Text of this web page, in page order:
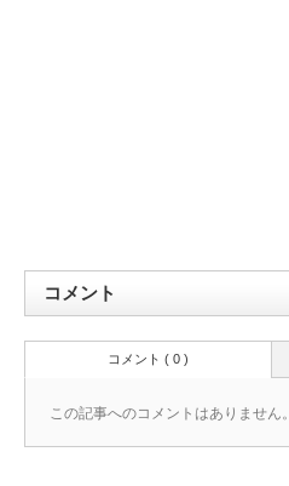
コメント
コメント ( 0 )
この記事へのコメントはありません。